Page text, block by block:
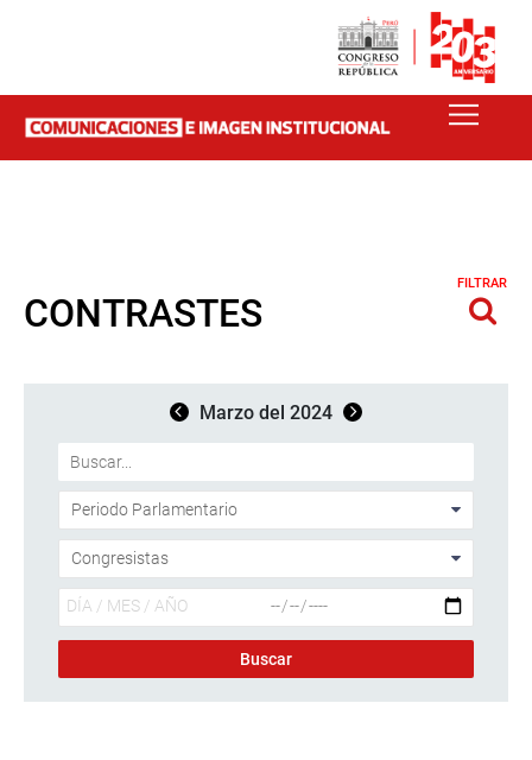
CONTRASTES
FILTRAR
Marzo del 2024